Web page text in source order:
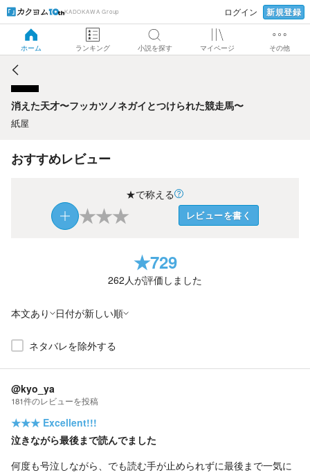
KADOKAWA Group ログイン 新規登録
ホーム ランキング 小説を探す マイページ その他
消えた天才〜フッカツノネガイとつけられた競走馬〜
消えた天才〜フッカツノネガイとつけられた競走馬〜
紙屋
おすすめレビュー
★で称える
★★★ レビューを書く
★729
262人が評価しました
本文あり 日付が新しい順
ネタバレを除外する
@kyo_ya
181件のレビューを投稿
★★★ Excellent!!!
泣きながら最後まで読んでました
何度も号泣しながら、でも読む手が止められずに最後まで一気に